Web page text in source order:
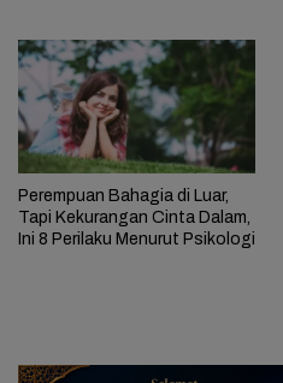
Perempuan Bahagia di Luar,
Tapi Kekurangan Cinta Dalam,
Ini 8 Perilaku Menurut Psikologi